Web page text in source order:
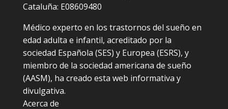
Cataluña: E08609480
Médico experto en los trastornos del sueño en
edad adulta e infantil, acreditado por la
sociedad Española (SES) y Europea (ESRS), y
miembro de la sociedad americana de sueño
(AASM), ha creado esta web informativa y
divulgativa.
Acerca de